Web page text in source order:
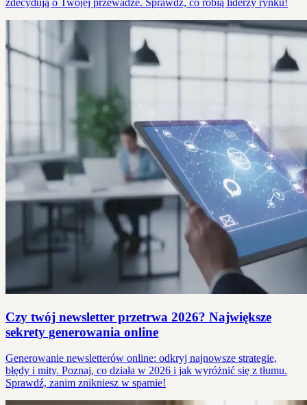
Czy twój newsletter przetrwa 2026? Największe
sekrety generowania online
Generowanie newsletterów online: odkryj najnowsze strategie,
błędy i mity. Poznaj, co działa w 2026 i jak wyróżnić się z tłumu.
Sprawdź, zanim znikniesz w spamie!